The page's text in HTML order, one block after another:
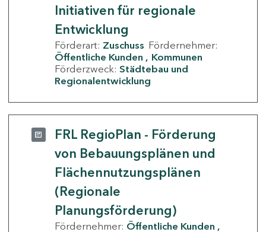
Initiativen für regionale
Entwicklung
Förderart: Zuschuss Fördernehmer:
Öffentliche Kunden
Kommunen
Förderzweck: Städtebau und
Regionalentwicklung
FRL RegioPlan - Förderung
von Bebauungsplänen und
Flächennutzungsplänen
(Regionale
Planungsförderung)
Fördernehmer: Öffentliche Kunden